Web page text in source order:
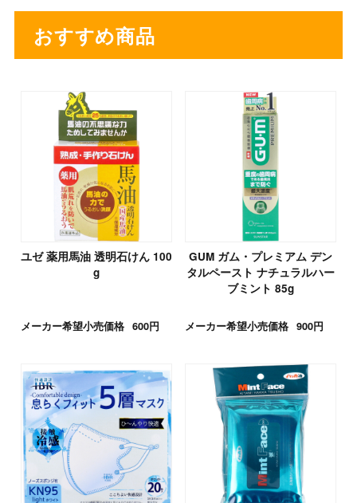
おすすめ商品
ユゼ 薬用馬油 透明石けん 100
g
メーカー希望小売価格 600円
GUM ガム・プレミアム デン
タルペースト ナチュラルハー
ブミント 85g
メーカー希望小売価格 900円